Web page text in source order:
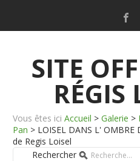
SITE
RÉGIS
Vous êtes ici Accueil > Galerie >
Pan > LOISEL DANS L' OMBRE
de Regis Loisel
Rechercher